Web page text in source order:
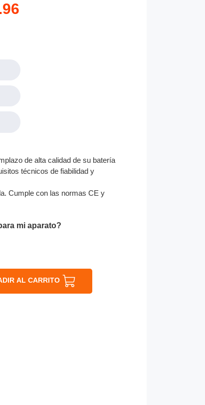
de alta calidad de su batería
técnicos de fiabilidad y
Cumple con las normas CE y
mi aparato?
AL CARRITO